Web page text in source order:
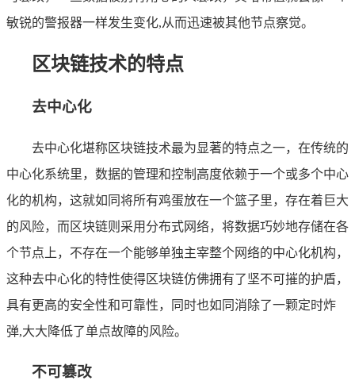
敏锐的警报器一样发生变化,从而迅速被其他节点察觉。
区块链技术的特点
去中心化
去中心化堪称区块链技术最为显著的特点之一，在传统的
中心化系统里，数据的管理和控制高度依赖于一个或多个中心
化的机构，这就如同将所有鸡蛋放在一个篮子里，存在着巨大
的风险，而区块链则采用分布式网络，将数据巧妙地存储在各
个节点上，不存在一个能够单独主宰整个网络的中心化机构，
这种去中心化的特性使得区块链仿佛拥有了坚不可摧的护盾，
具有更高的安全性和可靠性，同时也如同消除了一颗定时炸
弹,大大降低了单点故障的风险。
不可篡改